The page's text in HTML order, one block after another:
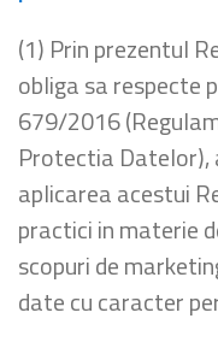
(1) Prin prezentul
obliga sa respecte
679/2016
Protectia Datelor),
aplicarea acestui
practici in materie
scopuri de
date cu caracter